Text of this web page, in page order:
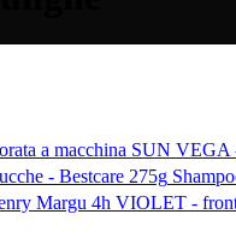
SUN VEGA
VIOLET -